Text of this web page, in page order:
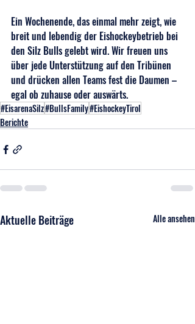
Ein Wochenende, das einmal mehr zeigt, wie
breit und lebendig der Eishockeybetrieb bei
den Silz Bulls gelebt wird. Wir freuen uns
über jede Unterstützung auf den Tribünen
und drücken allen Teams fest die Daumen –
egal ob zuhause oder auswärts.
#EisarenaSilz#BullsFamily#EishockeyTirol
Berichte
Aktuelle Beiträge Alle ansehen